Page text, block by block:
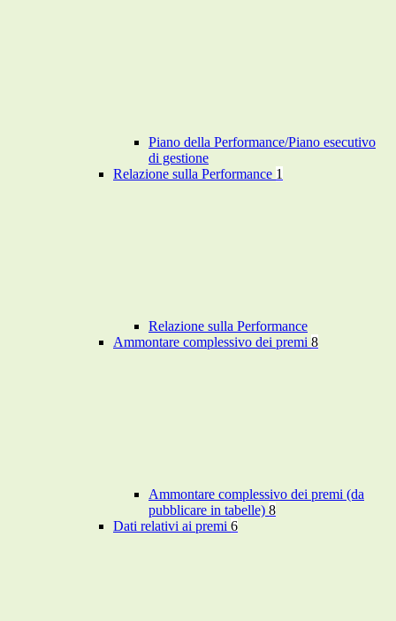
Piano della Performance/Piano esecutivo
di gestione
Relazione sulla Performance 1
Relazione sulla Performance
Ammontare complessivo dei premi 8
Ammontare complessivo dei premi (da
pubblicare in tabelle) 8
Dati relativi ai premi 6